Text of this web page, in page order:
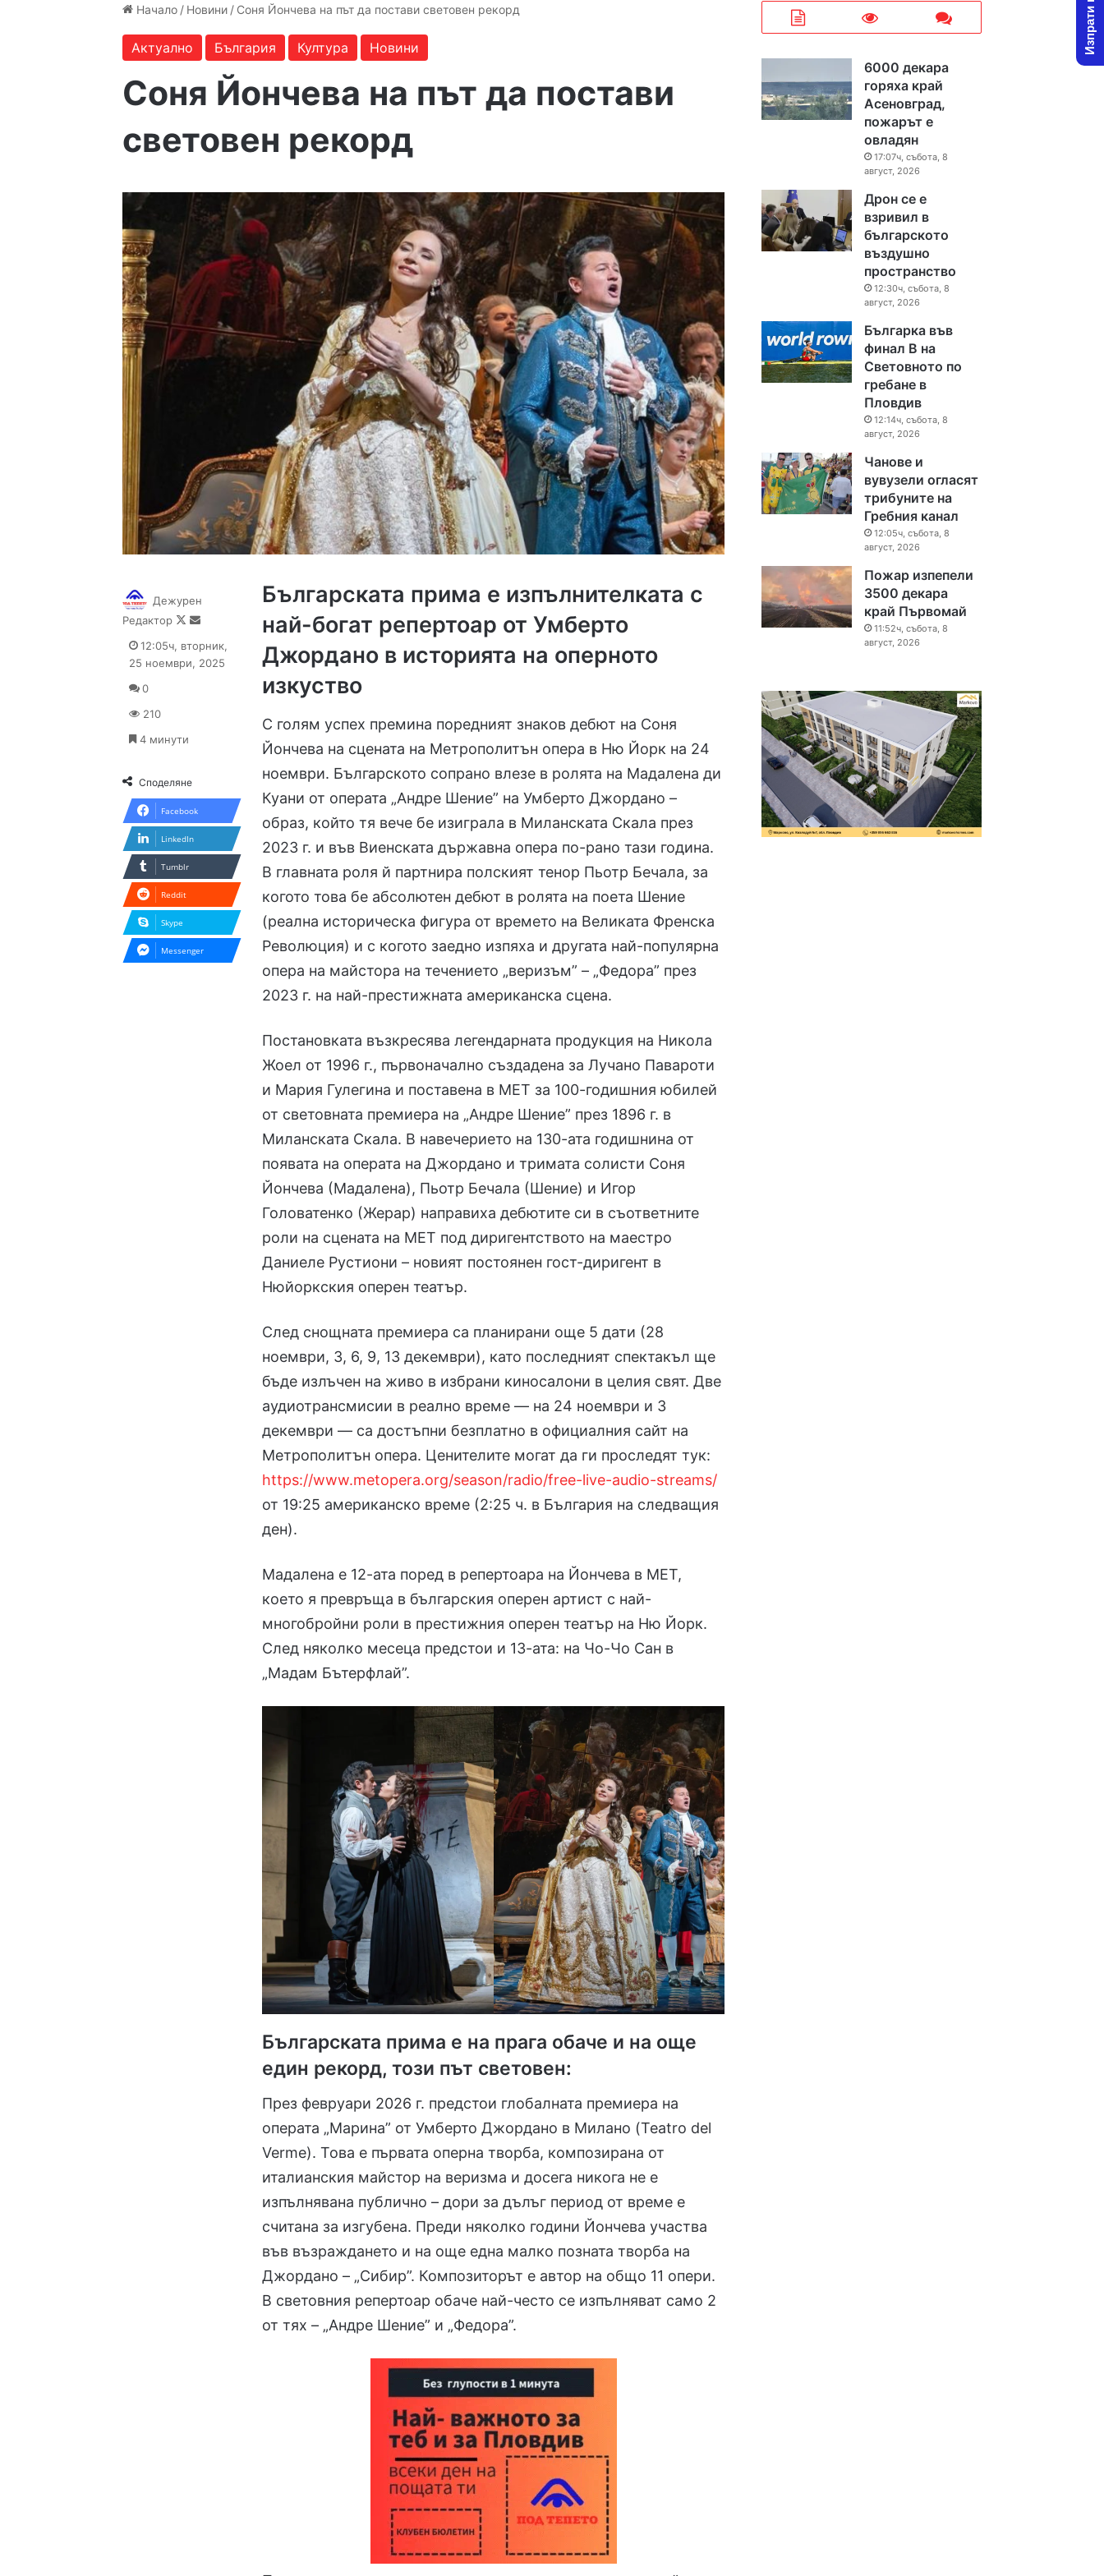
Начало / Новини / Соня Йончева на път да постави световен рекорд
Актуално България Култура Новини
Соня Йончева на път да постави
световен рекорд
Българската прима е изпълнителката с
най-богат репертоар от Умберто
Джордано в историята на оперното
изкуство
С голям успех премина поредният знаков дебют на Соня
Йончева на сцената на Метрополитън опера в Ню Йорк на 24
ноември. Българското сопрано влезе в ролята на Мадалена ди
Куани от операта „Андре Шение” на Умберто Джордано –
образ, който тя вече бе изиграла в Миланската Скала през
2023 г. и във Виенската държавна опера по-рано тази година.
В главната роля й партнира полският тенор Пьотр Бечала, за
когото това бе абсолютен дебют в ролята на поета Шение
(реална историческа фигура от времето на Великата Френска
Революция) и с когото заедно изпяха и другата най-популярна
опера на майстора на течението „веризъм” – „Федора” през
2023 г. на най-престижната американска сцена.
Постановката възкресява легендарната продукция на Никола
Жоел от 1996 г., първоначално създадена за Лучано Павароти
и Мария Гулегина и поставена в МЕТ за 100-годишния юбилей
от световната премиера на „Андре Шение” през 1896 г. в
Миланската Скала. В навечерието на 130-ата годишнина от
появата на операта на Джордано и тримата солисти Соня
Йончева (Мадалена), Пьотр Бечала (Шение) и Игор
Головатенко (Жерар) направиха дебютите си в съответните
роли на сцената на МЕТ под диригентството на маестро
Даниеле Рустиони – новият постоянен гост-диригент в
Нюйоркския оперен театър.
След снощната премиера са планирани още 5 дати (28
ноември, 3, 6, 9, 13 декември), като последният спектакъл ще
бъде излъчен на живо в избрани киносалони в целия свят. Две
аудиотрансмисии в реално време — на 24 ноември и 3
декември — са достъпни безплатно в официалния сайт на
Метрополитън опера. Ценителите могат да ги проследят тук:
https://www.metopera.org/season/radio/free-live-audio-streams/
от 19:25 американско време (2:25 ч. в България на следващия
ден).
Мадалена е 12-ата поред в репертоара на Йончева в МЕТ,
което я превръща в българския оперен артист с най-
многобройни роли в престижния оперен театър на Ню Йорк.
След няколко месеца предстои и 13-ата: на Чо-Чо Сан в
„Мадам Бътерфлай”.
Българската прима е на прага обаче и на още
един рекорд, този път световен:
През февруари 2026 г. предстои глобалната премиера на
операта „Марина” от Умберто Джордано в Милано (Teatro del
Verme). Това е първата оперна творба, композирана от
италианския майстор на веризма и досега никога не е
изпълнявана публично – дори за дълъг период от време е
считана за изгубена. Преди няколко години Йончева участва
във възраждането и на още една малко позната творба на
Джордано – „Сибир”. Композиторът е автор на общо 11 опери.
В световния репертоар обаче най-често се изпълняват само 2
от тях – „Андре Шение” и „Федора”.
Дежурен
Редактор
Follow
X
Send
email
12:05ч, вторник,
25 ноември, 2025
0
210
4 минути
Споделяне
Facebook
LinkedIn
Tumblr
Reddit
Skype
Messenger
6000 декара
горяха край
Асеновград,
пожарът е
овладян
17:07ч, събота, 8
август, 2026
Дрон се е
взривил в
българското
въздушно
пространство
12:30ч, събота, 8
август, 2026
Българка във
финал B на
Световното по
гребане в
Пловдив
12:14ч, събота, 8
август, 2026
Чанове и
вувузели огласят
трибуните на
Гребния канал
12:05ч, събота, 8
август, 2026
Пожар изпепели
3500 декара
край Първомай
11:52ч, събота, 8
август, 2026